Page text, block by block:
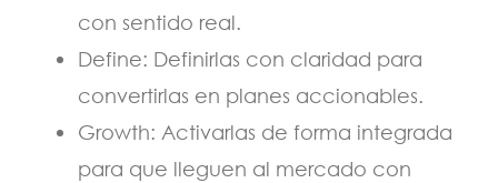
con sentido real.
Define: Definirlas con claridad para
convertirlas en planes accionables.
Growth: Activarlas de forma integrada
para que lleguen al mercado con